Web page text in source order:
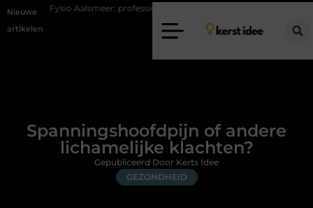
Nieuwe
artikelen
Aalsmeer: professionele hulp bij pijn en bewegingsklachten
Spanningshoofdpijn of andere
lichamelijke klachten?
GEZONDHEID
Gepubliceerd Door Kerts Idee